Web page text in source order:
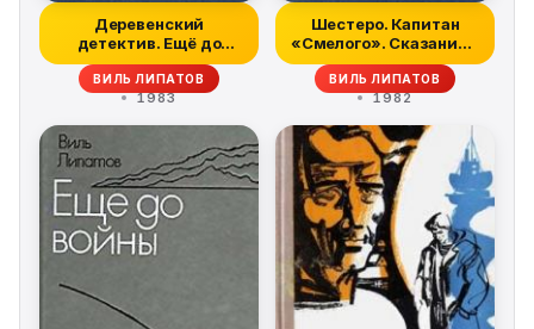
Деревенский
детектив. Ещё до
войны. Серая мышь
ВИЛЬ ЛИПАТОВ
1983
Шестеро. Капитан
«Смелого». Сказание о
директоре П...
ВИЛЬ ЛИПАТОВ
1982